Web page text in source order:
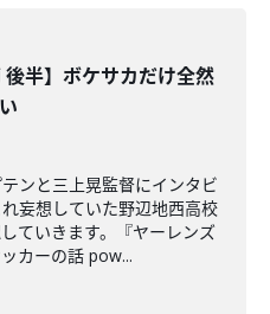
後半】ボケサカだけ全然
ンと三上晃監督にインタビ
妄想していた野辺地西高校
ていきます。『ヤーレンズ
カーの話 pow...